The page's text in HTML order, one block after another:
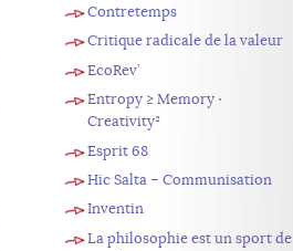
Contretemps
Critique radicale de la valeur
EcoRev’
Entropy ≥ Memory ⋅
Creativity²
Esprit 68
Hic Salta – Communisation
Inventin
La philosophie est un sport de